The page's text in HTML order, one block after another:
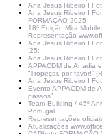
Ana Jesus Ribeiro I
Ana Jesus Ribeiro I
FORMAÇÃO 2025
18ª Edição Mira
Representação
Ana Jesus Ribeiro I
’25:
Ana Jesus Ribeiro I
APPACDM de Anadia
“Tropeçar, por favor!”
Ana Jesus Ribeiro I
Evento APPACDM de
passos”
Team Building / 45º
Portugal
Representações
Atualizações